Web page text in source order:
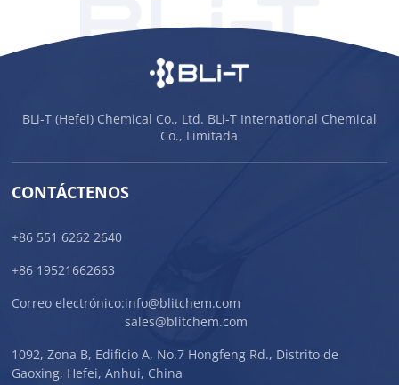
BLi-T (Hefei) Chemical Co., Ltd. BLi-T International Chemical
Co., Limitada
CONTÁCTENOS
+86 551 6262 2640
+86 19521662663
Correo electrónico:info@blitchem.com
sales@blitchem.com
1092, Zona B, Edificio A, No.7 Hongfeng Rd., Distrito de
Gaoxing, Hefei, Anhui, China